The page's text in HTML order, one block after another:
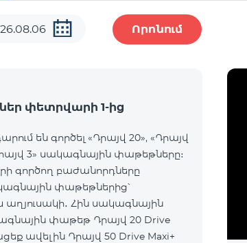
Որոնում
փետրվարի 1-ից
են գործել «Դրայվ 20», «Դրայվ
3» սակագնային փաթեթները։
գործող բաժանորդները
փաթեթներից՝
Հին սակագնային